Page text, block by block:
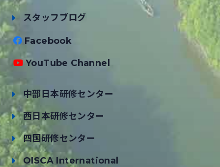
スタッフブログ
Facebook
YouTube Channel
中部日本研修センター
西日本研修センター
四国研修センター
OISCA International